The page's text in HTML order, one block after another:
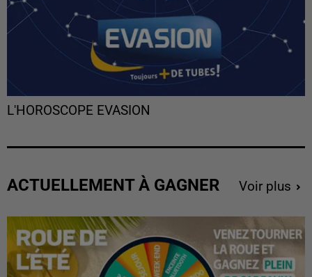
L'HOROSCOPE EVASION
ACTUELLEMENT À GAGNER Voir plus